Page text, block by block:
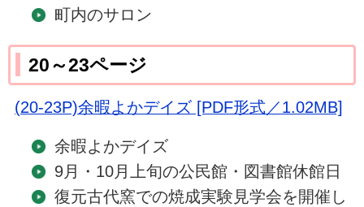
町内のサロン
20～23ページ
(20-23P)余暇よかデイズ [PDF形式／1.02MB]
余暇よかデイズ
9月・10月上旬の公民館・図書館休館日
復元古代窯での焼成実験見学会を開催し